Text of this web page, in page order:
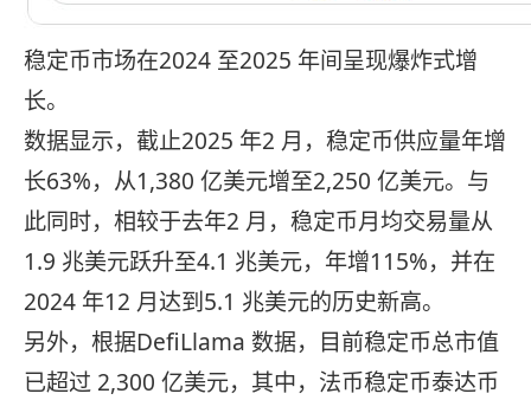
稳定币市场在2024 至2025 年间呈现爆炸式增
长。
数据显示，截止2025 年2 月，稳定币供应量年增
长63%，从1,380 亿美元增至2,250 亿美元。与
此同时，相较于去年2 月，稳定币月均交易量从
1.9 兆美元跃升至4.1 兆美元，年增115%，并在
2024 年12 月达到5.1 兆美元的历史新高。
另外，根据DefiLlama 数据，目前稳定币总市值
已超过 2,300 亿美元，其中，法币稳定币泰达币